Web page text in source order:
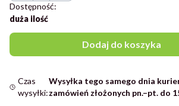
Dostępność:
duża ilość
Dodaj do koszyka
Czas
wysyłki:
Wysyłka tego samego dnia
zamówień złożonych pn.–pt. do